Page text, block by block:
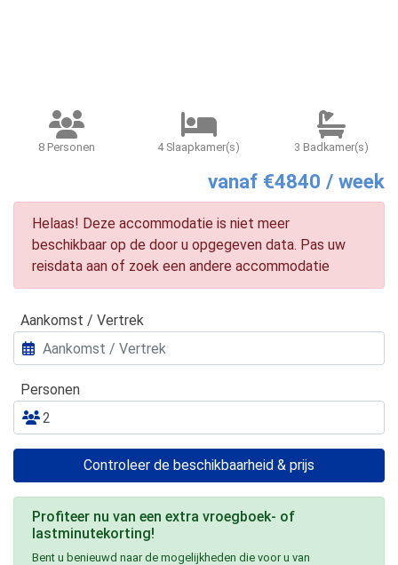
8 Personen 4 Slaapkamer(s) 3 Badkamer(s)
vanaf €4840 / week
Helaas! Deze accommodatie is niet meer
beschikbaar op de door u opgegeven data. Pas uw
reisdata aan of zoek een andere accommodatie
Aankomst / Vertrek
Personen
Controleer de beschikbaarheid & prijs
Profiteer nu van een extra vroegboek- of
lastminutekorting!
Bent u benieuwd naar de mogelijkheden die voor u van